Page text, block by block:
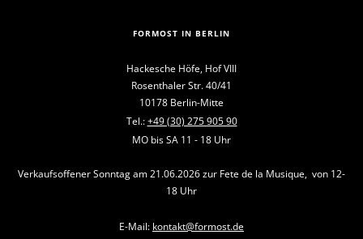
FORMOST IN BERLIN
Hackesche Höfe, Hof VIII
Rosenthaler Str. 40/41
10178 Berlin-Mitte
Tel.:+49 (30) 275 905 90
MO bis SA 11 - 18 Uhr
Verkaufsoffener Sonntag am 21.06.2026 zur Fete de la Musique, von 12-
18 Uhr
E-Mail: kontakt@formost.de